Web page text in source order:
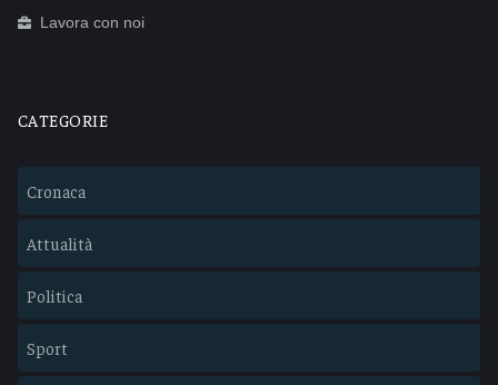
Lavora con noi
CATEGORIE
Cronaca
Attualità
Politica
Sport